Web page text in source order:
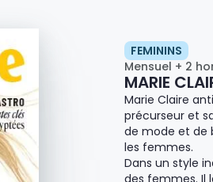
FEMININS
Mensuel + 2
MARIE
Marie Claire
précurseur et
de mode et de
les femmes.
Dans un style
des femmes. Il